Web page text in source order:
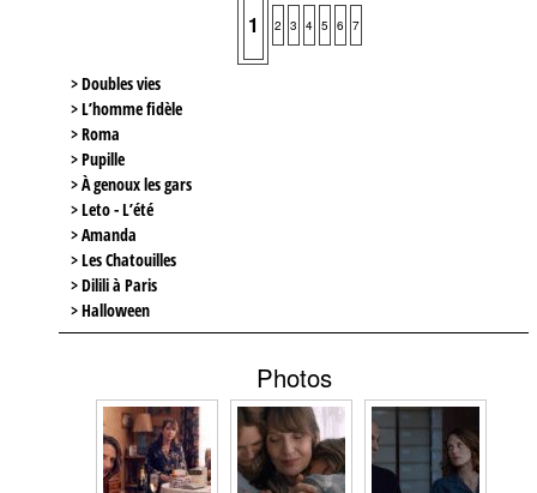
1 2 3 4 5 6 7
> Doubles vies
> L’homme fidèle
> Roma
> Pupille
> À genoux les gars
> Leto - L’été
> Amanda
> Les Chatouilles
> Dilili à Paris
> Halloween
Photos